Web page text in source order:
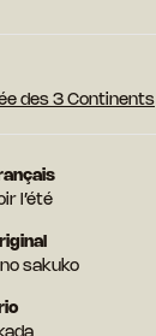
des 3 Continents
l’été
sakuko